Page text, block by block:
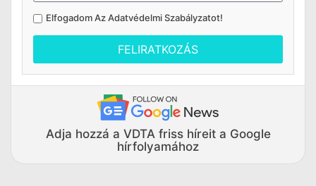
Elfogadom AzAdatvédelmi Szabályzatot!
FELIRATKOZÁS
Adja hozzá a VDTA friss híreit a Google
hírfolyamához